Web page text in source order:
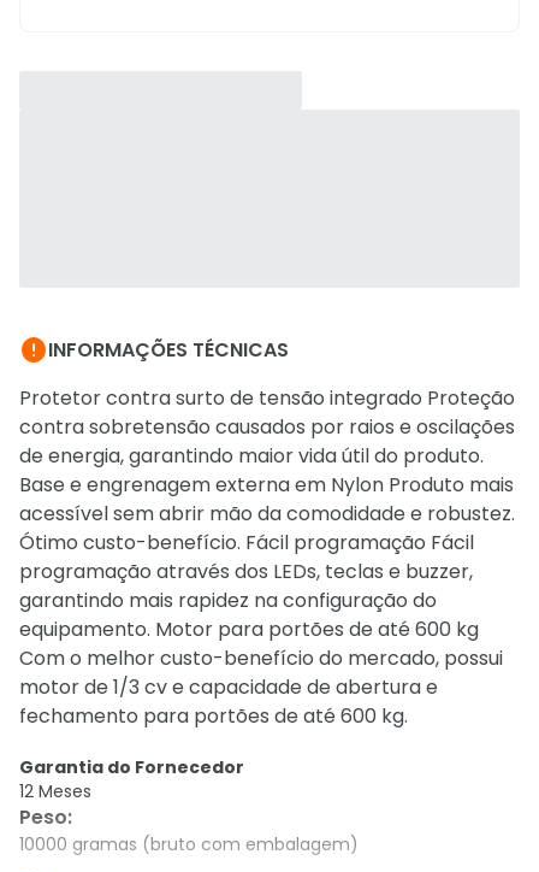
INFORMAÇÕES TÉCNICAS
Protetor contra surto de tensão integrado Proteção
contra sobretensão causados por raios e oscilações
de energia, garantindo maior vida útil do produto.
Base e engrenagem externa em Nylon Produto mais
acessível sem abrir mão da comodidade e robustez.
Ótimo custo-benefício. Fácil programação Fácil
programação através dos LEDs, teclas e buzzer,
garantindo mais rapidez na configuração do
equipamento. Motor para portões de até 600 kg
Com o melhor custo-benefício do mercado, possui
motor de 1/3 cv e capacidade de abertura e
fechamento para portões de até 600 kg.
Garantia do Fornecedor
12 Meses
Peso:
10000 gramas (bruto com embalagem)